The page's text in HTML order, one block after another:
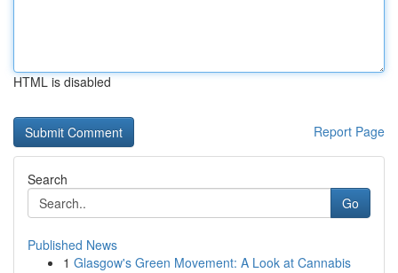
HTML is disabled
Report Page
Search
Go
Published News
1 Glasgow's Green Movement: A Look at Cannabis